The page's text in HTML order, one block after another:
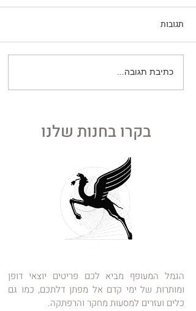
הקרב על ה"עצמי": המנגנון
המופלא שמונע מהגוף לטרוף
תגובות
כתיבת תגובה...
בקרו בחנות שלנו
הגמל המעופף מביא לכם פריטים יוצאי דופן
ומותרות של ימי קדם אל מפתן דלתכם, כמו גם
כלים ועזרים למסעות מחקר והרפתקה.